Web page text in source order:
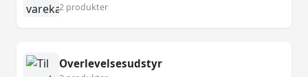
2 produkter
Overlevelsesudstyr